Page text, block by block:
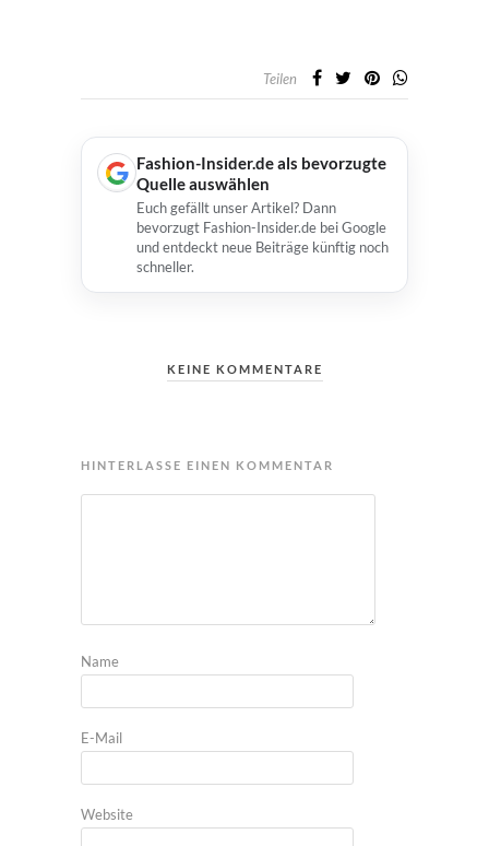
Teilen
Fashion-Insider.de als bevorzugte
Quelle auswählen
Euch gefällt unser Artikel? Dann
bevorzugt Fashion-Insider.de bei Google
und entdeckt neue Beiträge künftig noch
schneller.
KEINE KOMMENTARE
HINTERLASSE EINEN KOMMENTAR
Name
E-Mail
Website